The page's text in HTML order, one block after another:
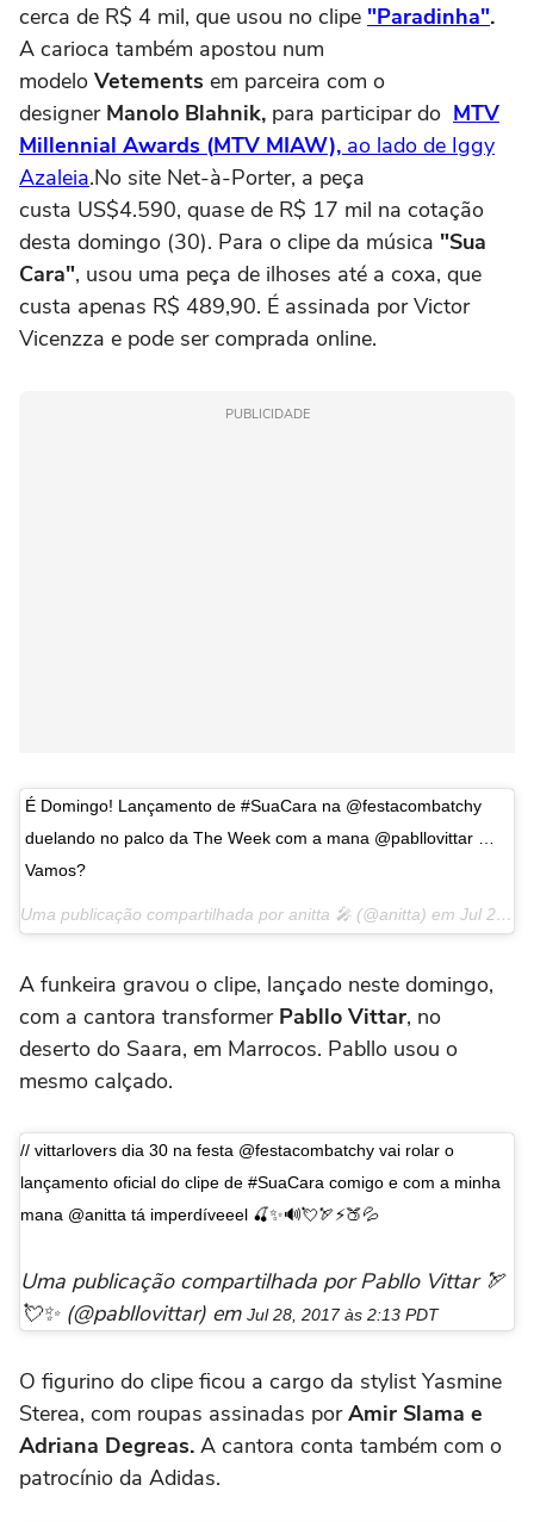
cerca de R$ 4 mil, que usou no clipe "Paradinha".
A carioca também apostou num
modelo Vetements em parceira com o
designer Manolo Blahnik, para participar do MTV
Millennial Awards (MTV MIAW), ao lado de Iggy
Azaleia.No site Net-à-Porter, a peça
custa US$4.590, quase de R$ 17 mil na cotação
desta domingo (30). Para o clipe da música "Sua
Cara", usou uma peça de ilhoses até a coxa, que
custa apenas R$ 489,90. É assinada por Victor
Vicenzza e pode ser comprada online.
PUBLICIDADE
É Domingo! Lançamento de #SuaCara na @festacombatchy
duelando no palco da The Week com a mana @pabllovittar …
Vamos?
Uma publicação compartilhada por anitta 🎤 (@anitta) em Jul 28, 2017 às 6:54 PDT
A funkeira gravou o clipe, lançado neste domingo,
com a cantora transformerPabllo Vittar, no
deserto do Saara, em Marrocos. Pabllo usou o
mesmo calçado.
// vittarlovers dia 30 na festa @festacombatchy vai rolar o
lançamento oficial do clipe de #SuaCara comigo e com a minha
mana @anitta tá imperdíveeel 🍒✨🔊💘🏹⚡️🍑💦
Uma publicação compartilhada por Pabllo Vittar 🏹
💘✨ (@pabllovittar) em Jul 28, 2017 às 2:13 PDT
O figurino do clipe ficou a cargo da stylist Yasmine
Sterea, com roupas assinadas porAmir Slama e
Adriana Degreas. A cantora conta também com o
patrocínio da Adidas.